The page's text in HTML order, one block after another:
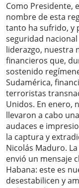
Como Presidente,
nombre de esta
tanto ha sufrido, y
seguridad
liderazgo, nuestra
financieros que,
sostenido
Sudamérica,
terroristas
Unidos. En enero,
llevaron a cabo
audaces e
la captura y
Nicolás Maduro.
envió un mensaje
Habana: este es
desestabilicen y